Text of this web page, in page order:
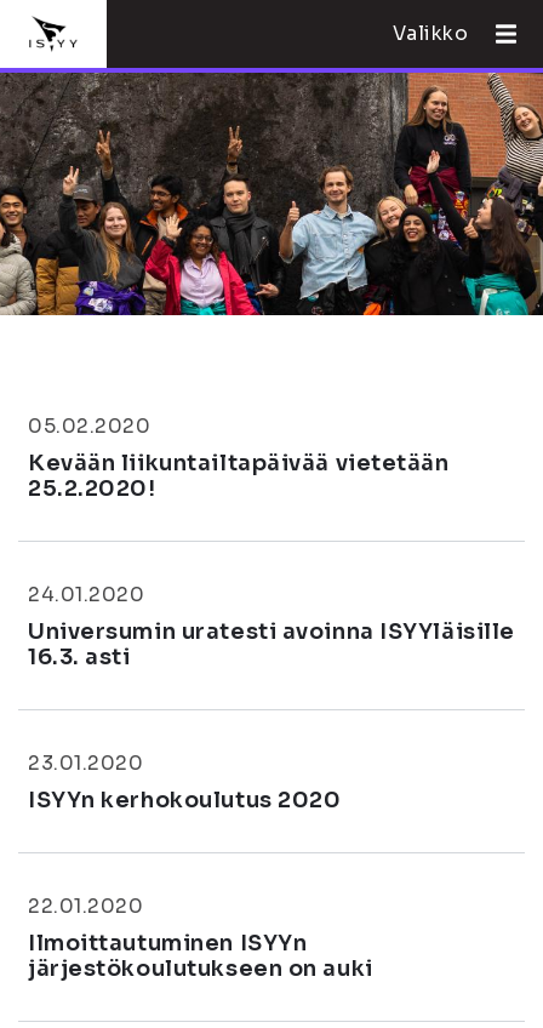
Valikko
05.02.2020
Kevään liikuntailtapäivää vietetään
25.2.2020!
24.01.2020
Universumin uratesti avoinna ISYYläisille
16.3. asti
23.01.2020
ISYYn kerhokoulutus 2020
22.01.2020
Ilmoittautuminen ISYYn
järjestökoulutukseen on auki